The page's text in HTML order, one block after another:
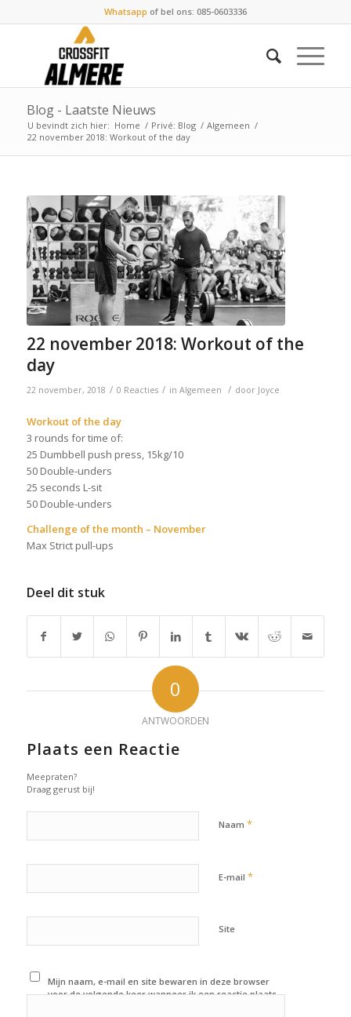
Whatsapp of bel ons: 085-0603336
Blog - Laatste Nieuws
U bevindt zich hier: Home / Privé: Blog / Algemeen /
22 november 2018: Workout of the day
22 november 2018: Workout of the
day
22 november, 2018 / 0 Reacties / in Algemeen / door Joyce
Workout of the day
3 rounds for time of:
25 Dumbbell push press, 15kg/10
50 Double-unders
25 seconds L-sit
50 Double-unders
Challenge of the month – November
Max Strict pull-ups
Deel dit stuk
0
ANTWOORDEN
Plaats een Reactie
Meepraten?
Draag gerust bij!
Naam *
E-mail *
Site
Mijn naam, e-mail en site bewaren in deze browser
voor de volgende keer wanneer ik een reactie plaats.